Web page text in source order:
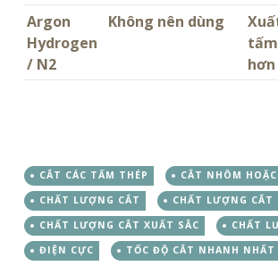
Argon
Hydrogen
/ N2
Không nên dùng
CẮT CÁC TẤM THÉP CẮT NHÔM
CHẤT LƯỢNG CẮT
CHẤT LƯỢNG CẮT
CHẤT LƯỢNG CẮT XUẤT SẮC
CHẤT
ĐIỆN CỰC
TỐC ĐỘ CẮT NHANH NHẤT